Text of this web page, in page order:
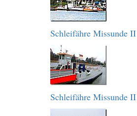
Schleifähre Missunde
Schleifähre Missunde